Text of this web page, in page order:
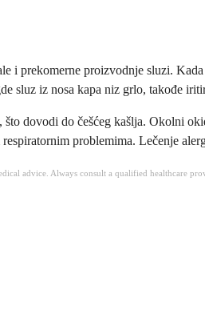
i prekomerne proizvodnje sluzi.
sluz iz nosa kapa niz grlo, takođe
dovodi do češćeg kašlja. Okolni
problemima. Lečenje
advice. Always consult a qualified healthcare